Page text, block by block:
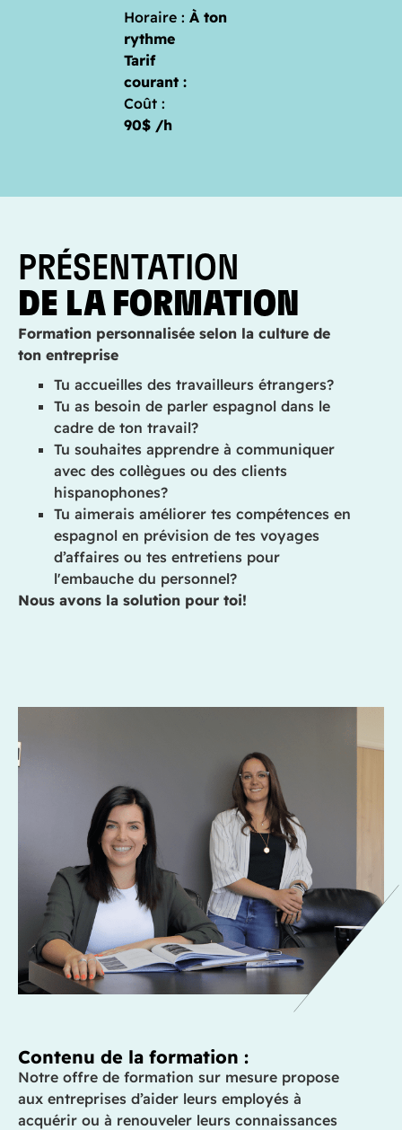
Horaire : À ton
rythme
Tarif
courant :
Coût :
90$ /h
PRÉSENTATION
DE LA FORMATION
Formation personnalisée selon la culture de
ton entreprise
Tu accueilles des travailleurs étrangers?
Tu as besoin de parler espagnol dans le
cadre de ton travail?
Tu souhaites apprendre à communiquer
avec des collègues ou des clients
hispanophones?
Tu aimerais améliorer tes compétences en
espagnol en prévision de tes voyages
d’affaires ou tes entretiens pour
l'embauche du personnel?
Nous avons la solution pour toi!
Contenu de la formation :
Notre offre de formation sur mesure propose
aux entreprises d’aider leurs employés à
acquérir ou à renouveler leurs connaissances